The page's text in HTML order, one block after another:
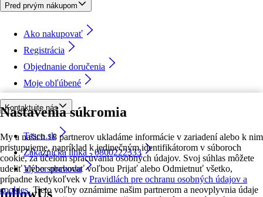
Nastavenia súkromia
My a našich 18 partnerov ukladáme informácie v zariadení alebo k nim
pristupujeme, napríklad k jedinečným identifikátorom v súboroch
cookie, za účelom spracúvania osobných údajov. Svoj súhlas môžete
udeliť alebo spravovať voľbou Prijať alebo Odmietnuť všetko,
prípadne kedykoľvek v Pravidlách pre ochranu osobných údajov a
cookies. Tieto voľby oznámime našim partnerom a neovplyvnia údaje
Pred prvým nákupom
Ako nakupovať
Registrácia
Objednanie doručenia
Moje obľúbené
Kontaktujte nás
Tesco.sk
Zákaznícka linka - 0800222333
Výber obchodu
followUs